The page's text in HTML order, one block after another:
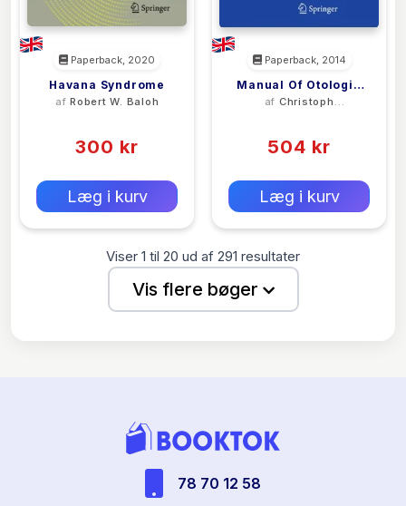
Paperback, 2020
Havana Syndrome
af Robert W. Baloh
300 kr
Læg i kurv
Paperback, 2014
Manual Of Otologic
Surgery
af Christoph
504 kr
Læg i kurv
Viser 1 til 20 ud af 291 resultater
Vis flere bøger
78 70 12 58